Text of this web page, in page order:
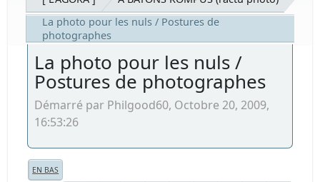
La photo pour les nuls / Postures de
photographes
La photo pour les nuls /
Postures de photographes
Démarré par Philgood60, Octobre 20, 2009,
16:53:26
EN BAS